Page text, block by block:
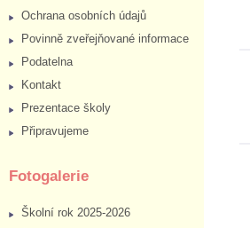
Ochrana osobních údajů
Povinně zveřejňované informace
Podatelna
Kontakt
Prezentace školy
Připravujeme
Fotogalerie
Školní rok 2025-2026